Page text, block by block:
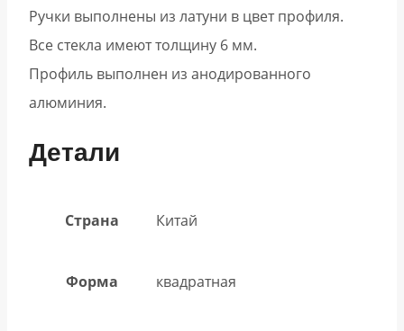
Ручки выполнены из латуни в цвет профиля.
Все стекла имеют толщину 6 мм.
Профиль выполнен из анодированного
алюминия.
Детали
Страна Китай
Форма квадратная